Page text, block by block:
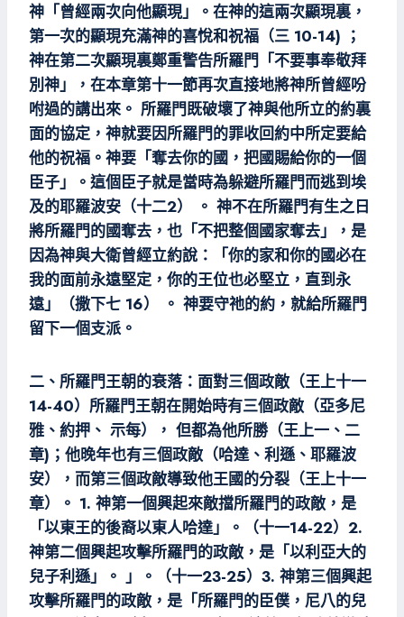
神「曾經兩次向他顯現」。在神的這兩次顯現裏，
第一次的顯現充滿神的喜悅和祝福（三 10-14) ；
神在第二次顯現裏鄭重警告所羅門「不要事奉敬拜
別神」，在本章第十一節再次直接地將神所曾經吩
咐過的講出來。 所羅門既破壞了神與他所立的約裏
面的協定，神就要因所羅門的罪收回約中所定要給
他的祝福。神要「奪去你的國，把國賜給你的一個
臣子」。這個臣子就是當時為躲避所羅門而逃到埃
及的耶羅波安（十二2） 。 神不在所羅門有生之日
將所羅門的國奪去，也「不把整個國家奪去」，是
因為神與大衛曾經立約說：「你的家和你的國必在
我的面前永遠堅定，你的王位也必堅立，直到永
遠」（撒下七 16） 。 神要守祂的約，就給所羅門
留下一個支派。
二、所羅門王朝的衰落：面對三個政敵（王上十一
14-40）所羅門王朝在開始時有三個政敵（亞多尼
雅、約押、 示每）， 但都為他所勝（王上一、二
章)；他晚年也有三個政敵（哈達、利遜、耶羅波
安），而第三個政敵導致他王國的分裂（王上十一
章）。 1. 神第一個興起來敵擋所羅門的政敵，是
「以東王的後裔以東人哈達」。（十一14-22）2.
神第二個興起攻擊所羅門的政敵，是「以利亞大的
兒子利遜」。 」。（十一23-25）3. 神第三個興起
攻擊所羅門的政敵，是「所羅門的臣僕，尼八的兒